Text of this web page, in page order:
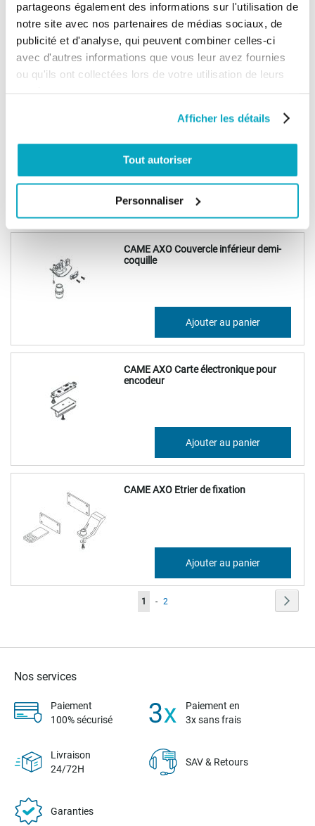
partageons également des informations sur l'utilisation de
notre site avec nos partenaires de médias sociaux, de
publicité et d'analyse, qui peuvent combiner celles-ci
avec d'autres informations que vous leur avez fournies
ou qu'ils ont collectées lors de votre utilisation de leurs
Afficher les détails
Tout autoriser
Personnaliser
CAME AXO Carter arrière supérieur
92,73 € Ajouter au panier
Ajouter au panier
CAME AXO Couvercle inférieur demi-
coquille
Ajouter au panier
CAME AXO Carte électronique pour
encodeur
Ajouter au panier
CAME AXO Etrier de fixation
Ajouter au panier
Page
Vous
1 - Page
2
Nos services
Paiement
100% sécurisé
Paiement en
3x sans frais
Livraison
24/72H
SAV & Retours
Garanties